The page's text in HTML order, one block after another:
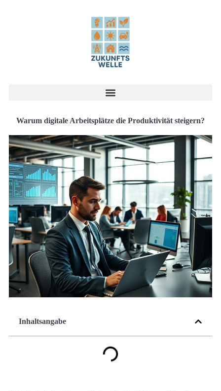
Warum digitale Arbeitsplätze die Produktivität steigern?
Inhaltsangabe